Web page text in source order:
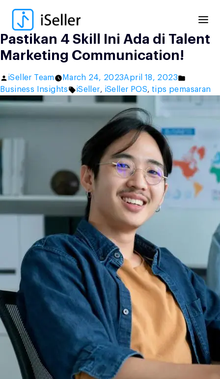
content
Pastikan 4 Skill Ini Ada di Talent
Marketing Communication!
Posted
by
iSeller Team March 24, 2023April 18, 2023
in
Business Insights Tags:
iSeller, iSeller POS, tips pemasaran